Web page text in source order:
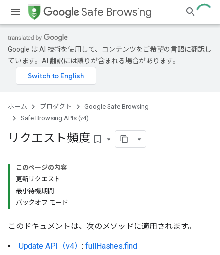
Safe Browsing
Google は AI 技術を使用して、コンテンツをご希望の言語に翻訳し
ています。AI 翻訳には誤りが含まれる場合があります。
ホーム プロダクト
Google Safe Browsing
Safe Browsing APIs (v4)
リクエスト頻度 bookmark_border
このページの内容
更新リクエスト
最小待機期間
バックオフ モード
このドキュメントは、次のメソッドに適用されます。
Update API（v4） : fullHashes.find